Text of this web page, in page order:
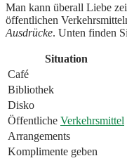
Man kann überall Liebe
öffentlichen
Ausdrücke. Unten finden
Situation
Café
Bibliothek
Disko
Öffentliche Verkehrsmittel
Arrangements
Komplimente geben